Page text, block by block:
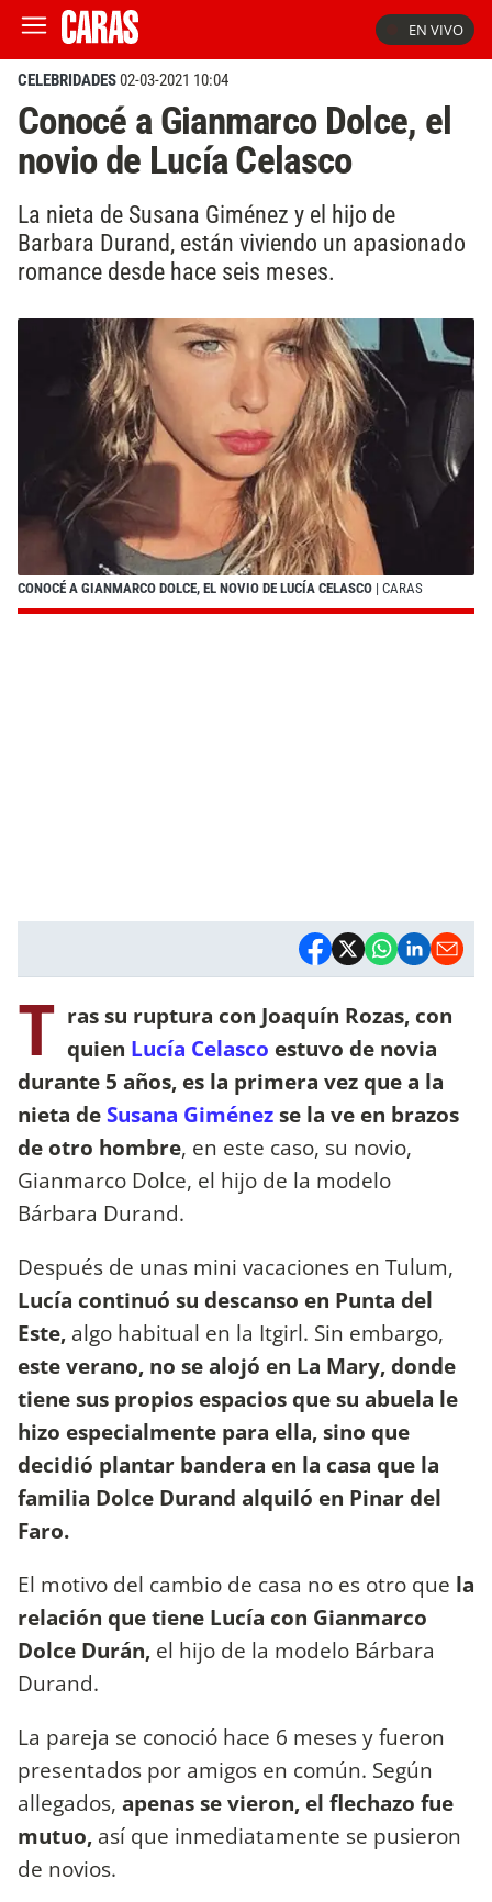
EN VIVO
CELEBRIDADES02-03-2021 10:04
Conocé a Gianmarco Dolce, el
novio de Lucía Celasco
La nieta de Susana Giménez y el hijo de
Barbara Durand, están viviendo un apasionado
romance desde hace seis meses.
CONOCÉ A GIANMARCO DOLCE, EL NOVIO DE LUCÍA CELASCO | CARAS
T ras su ruptura con Joaquín Rozas, con
quien Lucía Celasco estuvo de novia
durante 5 años, es la primera vez que a la
nieta deSusana Giménezse la ve en brazos
de otro hombre, en este caso, su novio,
Gianmarco Dolce, el hijo de la modelo
Bárbara Durand.
Después de unas mini vacaciones en Tulum,
Lucía continuó su descanso en Punta del
Este, algo habitual en la Itgirl. Sin embargo,
este verano, no se alojó en La Mary, donde
tiene sus propios espacios que su abuela le
hizo especialmente para ella, sino que
decidió plantar bandera en la casa que la
familia Dolce Durand alquiló en Pinar del
Faro.
El motivo del cambio de casa no es otro que la
relación que tiene Lucía con Gianmarco
Dolce Durán, el hijo de la modelo Bárbara
Durand.
La pareja se conoció hace 6 meses y fueron
presentados por amigos en común. Según
allegados, apenas se vieron, el flechazo fue
mutuo, así que inmediatamente se pusieron
de novios.